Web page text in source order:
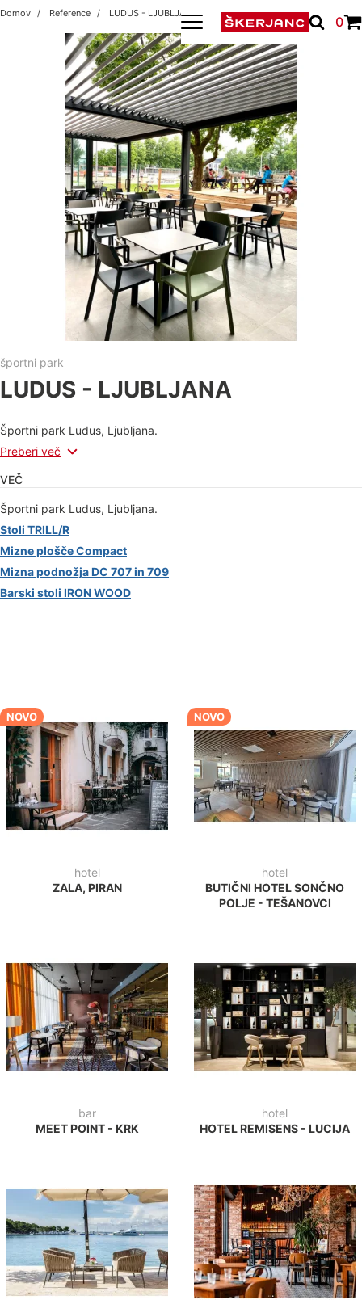
0
Domov Reference LUDUS - LJUBLJANA
športni park
LUDUS - LJUBLJANA
Športni park Ludus, Ljubljana.
Preberi več
VEČ
Športni park Ludus, Ljubljana.
Stoli TRILL/R
Mizne plošče Compact
Mizna podnožja DC 707 in 709
Barski stoli IRON WOOD
NOVO
hotel
ZALA, PIRAN
NOVO
hotel
BUTIČNI HOTEL SONČNO
POLJE - TEŠANOVCI
bar
MEET POINT - KRK
hotel
HOTEL REMISENS - LUCIJA